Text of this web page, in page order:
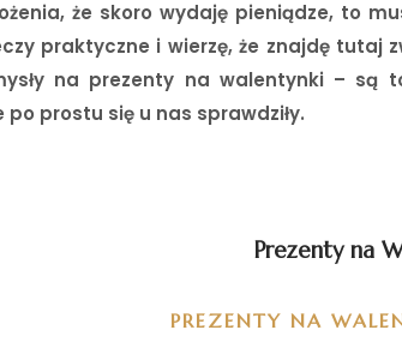
że skoro wydaję pieniądze, to
praktyczne i wierzę, że znajdę tutaj
na prezenty na walentynki –
po prostu się u nas sprawdziły.
Prezenty na
PREZENTY NA